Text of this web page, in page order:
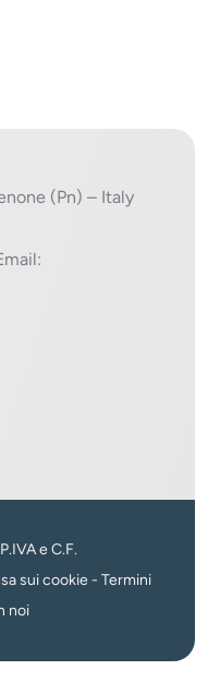
(Pn) – Italy
e C.F.
sui cookie - Termini
noi